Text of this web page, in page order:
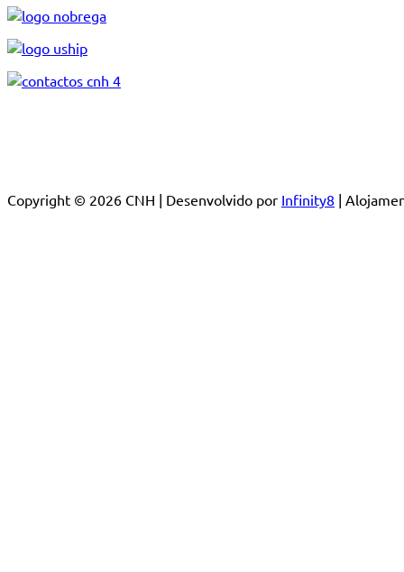
Copyright © 2026 CNH | Desenvolvido por Infinity8 |